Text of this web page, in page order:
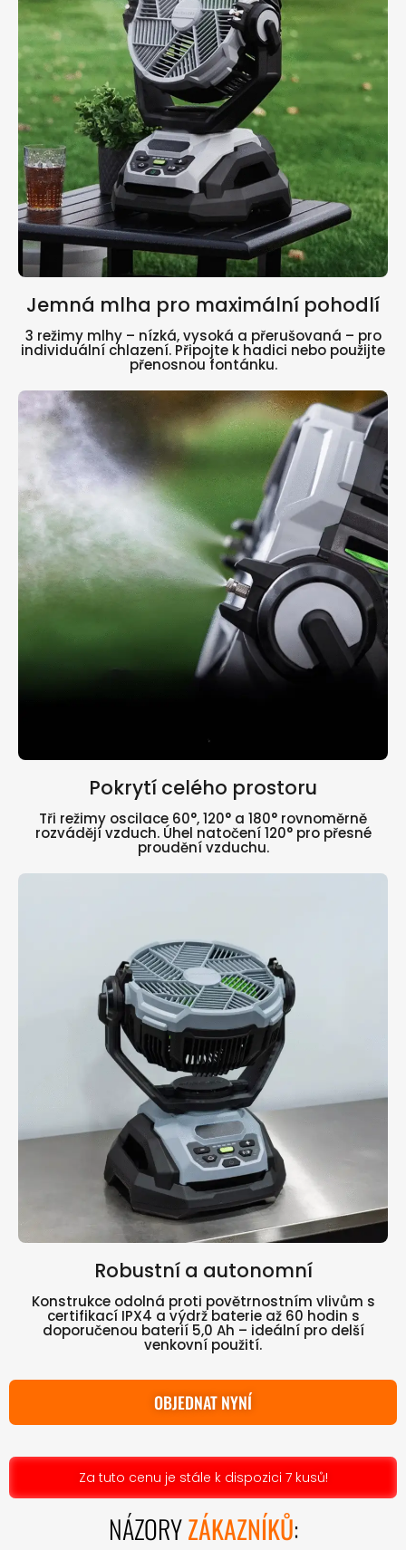
Jemná mlha pro maximální pohodlí
3 režimy mlhy – nízká, vysoká a přerušovaná – pro
individuální chlazení. Připojte k hadici nebo použijte
přenosnou fontánku.
Pokrytí celého prostoru
Tři režimy oscilace 60°, 120° a 180° rovnoměrně
rozvádějí vzduch. Úhel natočení 120° pro přesné
proudění vzduchu.
Robustní a autonomní
Konstrukce odolná proti povětrnostním vlivům s
certifikací IPX4 a výdrž baterie až 60 hodin s
doporučenou baterií 5,0 Ah – ideální pro delší
venkovní použití.
OBJEDNAT NYNÍ
Za tuto cenu je stále k dispozici 7 kusů!
NÁZORYZÁKAZNÍKŮ: